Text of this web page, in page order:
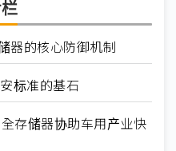
器的核心防御机制
标准的基石
存储器协助车用产业快